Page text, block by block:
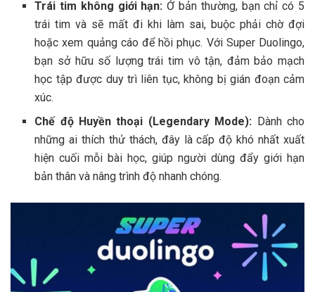
Trái tim không giới hạn: Ở bản thường, bạn chỉ có 5
trái tim và sẽ mất đi khi làm sai, buộc phải chờ đợi
hoặc xem quảng cáo để hồi phục. Với Super Duolingo,
bạn sở hữu số lượng trái tim vô tận, đảm bảo mạch
học tập được duy trì liên tục, không bị gián đoạn cảm
xúc.
Chế độ Huyền thoại (Legendary Mode): Dành cho
những ai thích thử thách, đây là cấp độ khó nhất xuất
hiện cuối mỗi bài học, giúp người dùng đẩy giới hạn
bản thân và nâng trình độ nhanh chóng.